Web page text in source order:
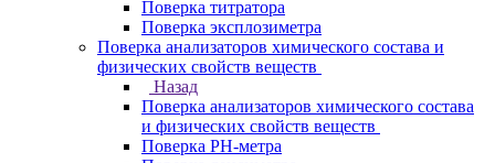
Поверка титратора
Поверка эксплозиметра
Поверка анализаторов химического состава и
физических свойств веществ
Назад
Поверка анализаторов химического состава
и физических свойств веществ
Поверка PH-метра